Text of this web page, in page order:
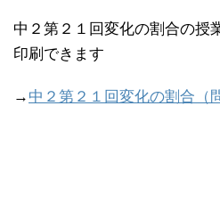
中２第２１回変化の割合の授
印刷できます
→ 中２第２１回変化の割合（